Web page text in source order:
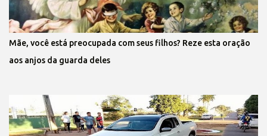
Mãe, você está preocupada com seus filhos? Reze esta oração
aos anjos da guarda deles